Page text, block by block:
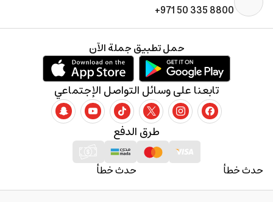
+971 50 335 8800
حدث خطأ حدث خطأ
طرق الدفع
تابعنا على وسائل التواصل الإجتماعي
حمل تطبيق جملة الآن